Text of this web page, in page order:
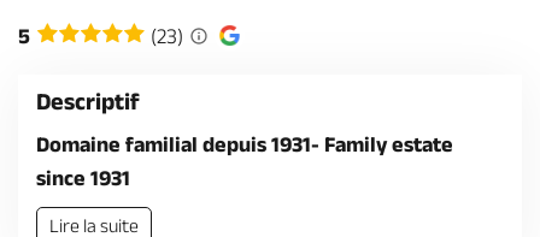
Brochures & Cartes
5 (23)
Descriptif
Domaine familial depuis 1931- Family estate
since 1931
Lire la suite